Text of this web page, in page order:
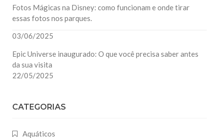
Fotos Mágicas na Disney: como funcionam e onde tirar
essas fotos nos parques.
03/06/2025
Epic Universe inaugurado: O que você precisa saber antes
da sua visita
22/05/2025
CATEGORIAS
Aquáticos